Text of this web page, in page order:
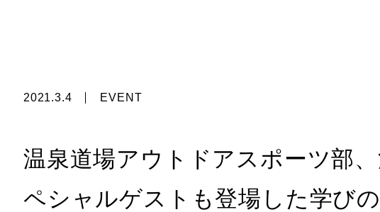
2021.3.4 EVENT
温泉道場アウトドアスポーツ部
ペシャルゲストも登場した学び